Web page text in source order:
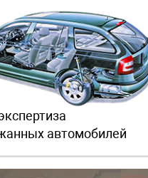
автомобилей